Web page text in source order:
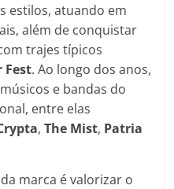
estilos, atuando em
além de conquistar
trajes típicos
Fest. Ao longo dos anos,
e bandas do
entre elas
,The Mist, Patria
marca é valorizar o